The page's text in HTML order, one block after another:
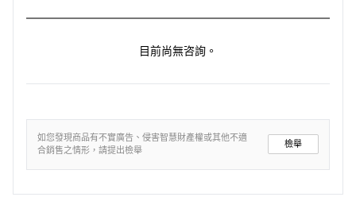
目前尚無咨詢。
如您發現商品有不實廣告、侵害智慧財產權或其他不適
合銷售之情形，請提出檢舉
檢舉